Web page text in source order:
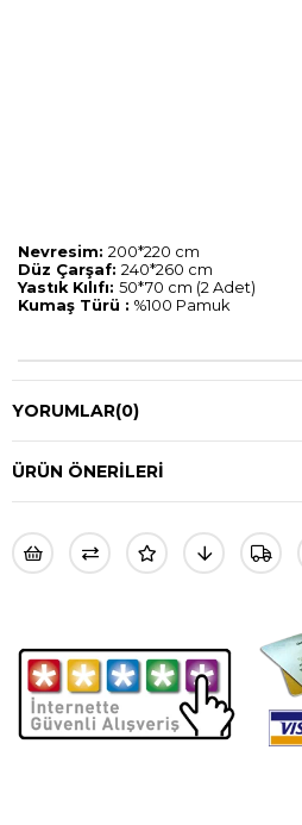
Nevresim: 200*220 cm
Düz Çarşaf: 240*260 cm
Yastık Kılıfı: 50*70 cm (2 Adet)
Kumaş Türü : %100 Pamuk
YORUMLAR(0)
ÜRÜN ÖNERILERI